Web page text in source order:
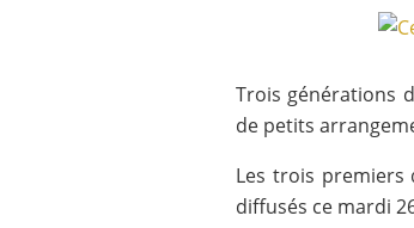
Trois générations
de petits
Les trois premiers
diffusés ce mardi